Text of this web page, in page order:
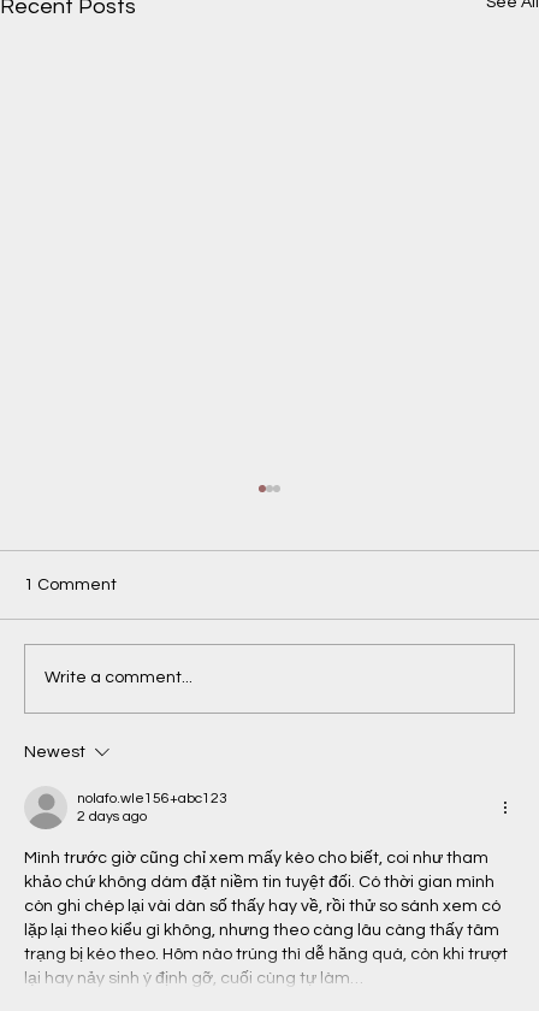
Recent Posts
mauvaises images ;-)
1 Comment
Write a comment...
Newest
nolafo.wle156+abc123
2 days ago
Mình trước giờ cũng chỉ xem mấy kèo cho biết, coi như tham
khảo chứ không dám đặt niềm tin tuyệt đối. Có thời gian mình
còn ghi chép lại vài dàn số thấy hay về, rồi thử so sánh xem có
lặp lại theo kiểu gì không, nhưng theo càng lâu càng thấy tâm
trạng bị kéo theo. Hôm nào trúng thì dễ hăng quá, còn khi trượt
lại hay nảy sinh ý định gỡ, cuối cùng tự làm…